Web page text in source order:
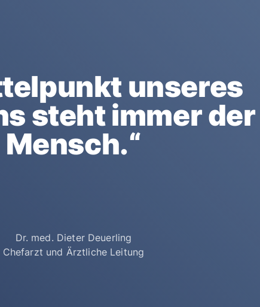
unseres
steht immer der
Mensch.“
Dr. med. Dieter Deuerling
Chefarzt und Ärztliche Leitung